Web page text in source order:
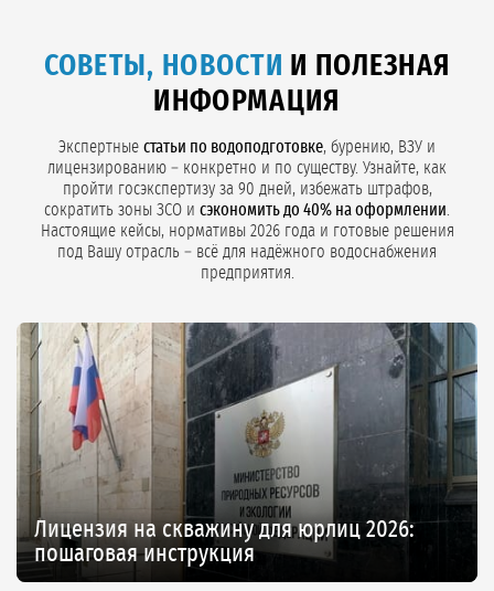
СОВЕТЫ, НОВОСТИ И ПОЛЕЗНАЯ
ИНФОРМАЦИЯ
Экспертные статьи по водоподготовке, бурению, ВЗУ и
лицензированию – конкретно и по существу. Узнайте, как
пройти госэкспертизу за 90 дней, избежать штрафов,
сократить зоны ЗСО и сэкономить до 40% на оформлении
Настоящие кейсы, нормативы 2026 года и готовые решения
под Вашу отрасль – всё для надёжного водоснабжения
предприятия.
Лицензия на скважину для юрлиц 2026:
пошаговая инструкция